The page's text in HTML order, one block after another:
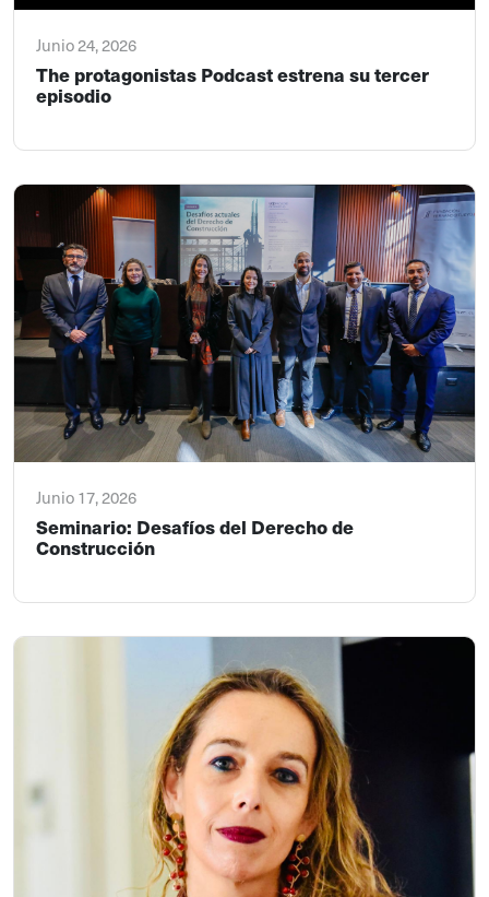
Junio 24, 2026
The protagonistas Podcast estrena su tercer
episodio
Junio 17, 2026
Seminario: Desafíos del Derecho de
Construcción